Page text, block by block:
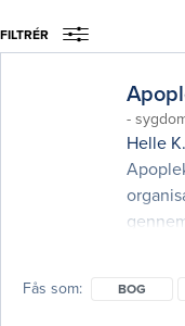
FILTRÉR
-
Helle
Fås som BOG